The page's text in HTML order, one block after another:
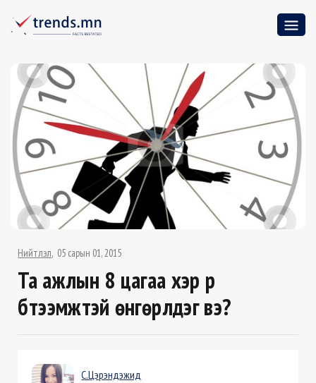
Нийтлэл 05 сарын 01, 2015
Та ажлын 8 цагаа хэр үр
бүтээмжтэй өнгөрүүлдэг вэ?
С.Цэрэндэжид